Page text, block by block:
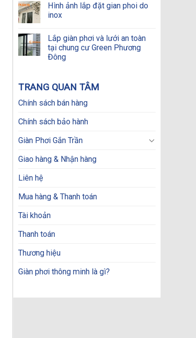
Hình ảnh lắp đặt gian phoi do
inox
Lắp giàn phơi và lưới an toàn
tại chung cư Green Phương
Đông
TRANG QUAN TÂM
Chính sách bán hàng
Chính sách bảo hành
Giàn Phơi Gắn Trần
Giao hàng & Nhận hàng
Liên hệ
Mua hàng & Thanh toán
Tài khoản
Thanh toán
Thương hiệu
Giàn phơi thông minh là gì?